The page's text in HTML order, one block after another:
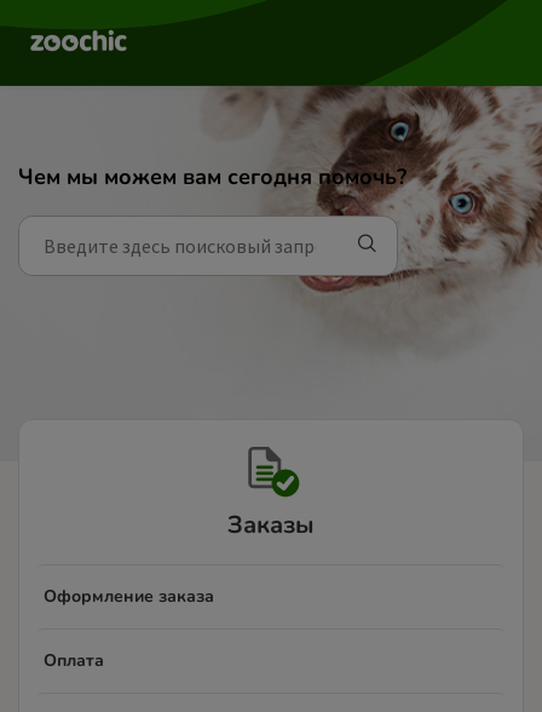
Чем мы можем вам сегодня помочь?
Заказы
Оформление заказа
Оплата